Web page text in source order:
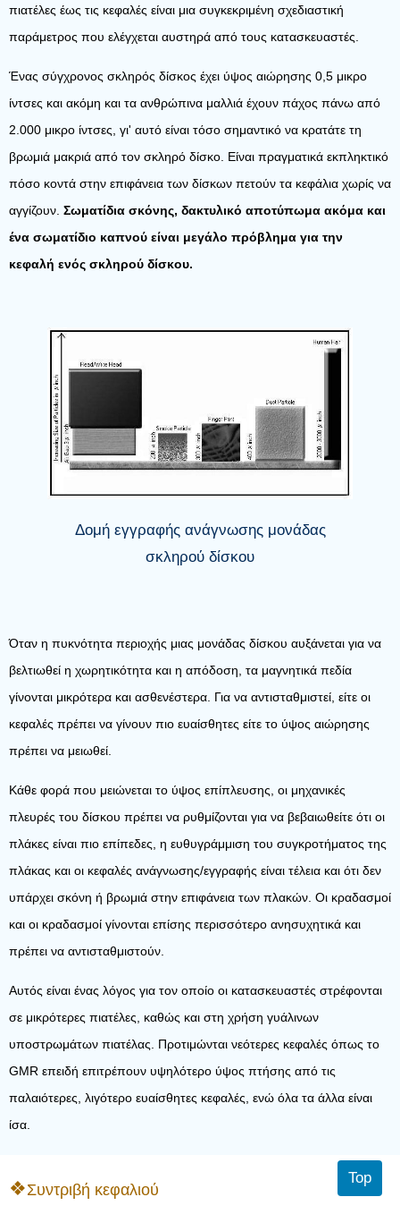
πιατέλες έως τις κεφαλές είναι μια συγκεκριμένη σχεδιαστική
παράμετρος που ελέγχεται αυστηρά από τους κατασκευαστές.
Ένας σύγχρονος σκληρός δίσκος έχει ύψος αιώρησης 0,5 μικρο
ίντσες και ακόμη και τα ανθρώπινα μαλλιά έχουν πάχος πάνω από
2.000 μικρο ίντσες, γι' αυτό είναι τόσο σημαντικό να κρατάτε τη
βρωμιά μακριά από τον σκληρό δίσκο. Είναι πραγματικά εκπληκτικό
πόσο κοντά στην επιφάνεια των δίσκων πετούν τα κεφάλια χωρίς να
αγγίζουν. Σωματίδια σκόνης, δακτυλικό αποτύπωμα ακόμα και
ένα σωματίδιο καπνού είναι μεγάλο πρόβλημα για την
κεφαλή ενός σκληρού δίσκου.
Δομή εγγραφής ανάγνωσης μονάδας
σκληρού δίσκου
Όταν η πυκνότητα περιοχής μιας μονάδας δίσκου αυξάνεται για να
βελτιωθεί η χωρητικότητα και η απόδοση, τα μαγνητικά πεδία
γίνονται μικρότερα και ασθενέστερα. Για να αντισταθμιστεί, είτε οι
κεφαλές πρέπει να γίνουν πιο ευαίσθητες είτε το ύψος αιώρησης
πρέπει να μειωθεί.
Κάθε φορά που μειώνεται το ύψος επίπλευσης, οι μηχανικές
πλευρές του δίσκου πρέπει να ρυθμίζονται για να βεβαιωθείτε ότι οι
πλάκες είναι πιο επίπεδες, η ευθυγράμμιση του συγκροτήματος της
πλάκας και οι κεφαλές ανάγνωσης/εγγραφής είναι τέλεια και ότι δεν
υπάρχει σκόνη ή βρωμιά στην επιφάνεια των πλακών. Οι κραδασμοί
και οι κραδασμοί γίνονται επίσης περισσότερο ανησυχητικά και
πρέπει να αντισταθμιστούν.
Αυτός είναι ένας λόγος για τον οποίο οι κατασκευαστές στρέφονται
σε μικρότερες πιατέλες, καθώς και στη χρήση γυάλινων
υποστρωμάτων πιατέλας. Προτιμώνται νεότερες κεφαλές όπως το
GMR επειδή επιτρέπουν υψηλότερο ύψος πτήσης από τις
παλαιότερες, λιγότερο ευαίσθητες κεφαλές, ενώ όλα τα άλλα είναι
ίσα.
Συντριβή κεφαλιού
Top